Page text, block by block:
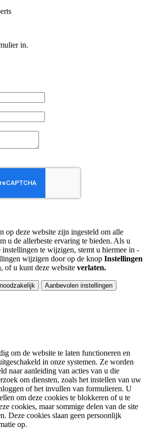
in.
op deze website zijn ingesteld om alle
u de allerbeste ervaring te bieden. Als u
instellingen te wijzigen, stemt u hiermee in -
wijzigen door op de knop Instellingen
of u kunt deze website verlaten.
Aanbevolen instellingen
om de website te laten functioneren en
in onze systemen. Ze worden
naar aanleiding van acties van u die
om diensten, zoals het instellen van uw
of het invullen van formulieren. U
om deze cookies te blokkeren of u te
cookies, maar sommige delen van de site
Deze cookies slaan geen persoonlijk
op.